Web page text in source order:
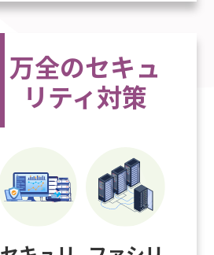
万全のセキュ
リティ対策